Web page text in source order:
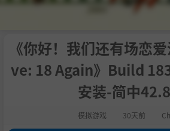
《你好！我们还有场恋
ve: 18 Again》Build
安装-简中
模拟游戏 30天前